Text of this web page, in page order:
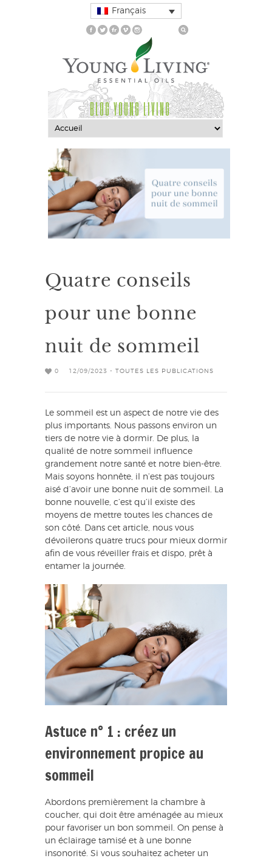
Français
BLOG YOUNG LIVING
Quatre conseils
pour une bonne
nuit de sommeil
0 12/09/2023 - TOUTES LES PUBLICATIONS
Le sommeil est un aspect de notre vie des
plus importants. Nous passons environ un
tiers de notre vie à dormir. De plus, la
qualité de notre sommeil influence
grandement notre santé et notre bien-être.
Mais soyons honnête, il n’est pas toujours
aisé d’avoir une bonne nuit de sommeil. La
bonne nouvelle, c’est qu’il existe des
moyens de mettre toutes les chances de
son côté. Dans cet article, nous vous
dévoilerons quatre trucs pour mieux dormir
afin de vous réveiller frais et dispo, prêt à
entamer la journée.
Astuce n° 1 : créez un
environnement propice au
sommeil
Abordons premièrement la chambre à
coucher, qui doit être aménagée au mieux
pour favoriser un bon sommeil. On pense à
un éclairage tamisé et à une bonne
insonorité. Si vous souhaitez acheter un